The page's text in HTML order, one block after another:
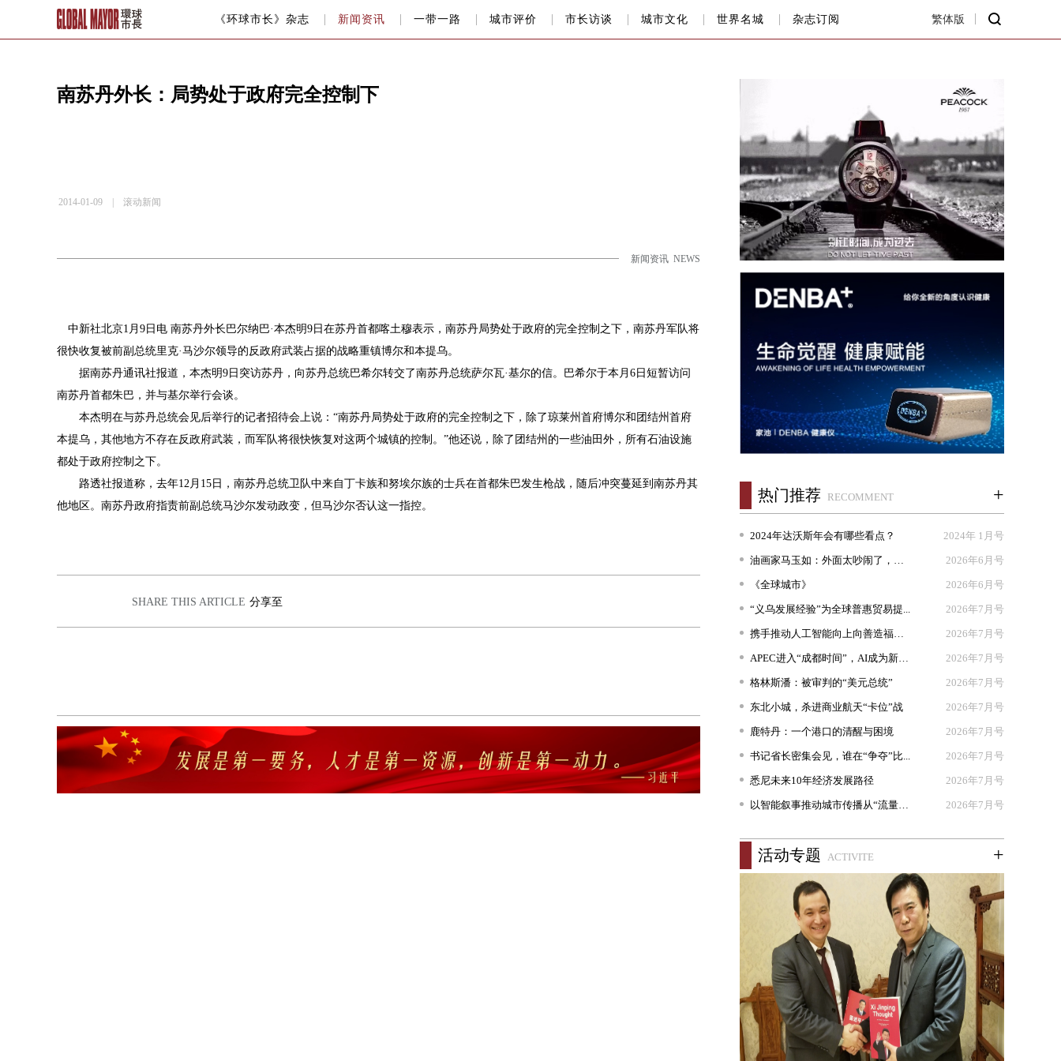
《环球市长》杂志 新闻资讯 一带一路 城市评价 市长访谈 城市文化 世界名城 杂志订阅 繁体版
南苏丹外长：局势处于政府完全控制下
2014-01-09 | 滚动新闻
新闻资讯 NEWS
中新社北京1月9日电 南苏丹外长巴尔纳巴·本杰明9日在苏丹首都喀土穆表示，南苏丹局势处于政府的完全控制之下，南苏丹军队将
很快收复被前副总统里克·马沙尔领导的反政府武装占据的战略重镇博尔和本提乌。
据南苏丹通讯社报道，本杰明9日突访苏丹，向苏丹总统巴希尔转交了南苏丹总统萨尔瓦·基尔的信。巴希尔于本月6日短暂访问
南苏丹首都朱巴，并与基尔举行会谈。
本杰明在与苏丹总统会见后举行的记者招待会上说：“南苏丹局势处于政府的完全控制之下，除了琼莱州首府博尔和团结州首府
本提乌，其他地方不存在反政府武装，而军队将很快恢复对这两个城镇的控制。”他还说，除了团结州的一些油田外，所有石油设施
都处于政府控制之下。
路透社报道称，去年12月15日，南苏丹总统卫队中来自丁卡族和努埃尔族的士兵在首都朱巴发生枪战，随后冲突蔓延到南苏丹其
他地区。南苏丹政府指责前副总统马沙尔发动政变，但马沙尔否认这一指控。
SHARE THIS ARTICLE 分享至
热门推荐 RECOMMENT +
2024年达沃斯年会有哪些看点？ 2024年 1月号
油画家马玉如：外面太吵闹了，我想... 2026年6月号
《全球城市》 2026年6月号
“义乌发展经验”为全球普惠贸易提... 2026年7月号
携手推动人工智能向上向善造福人类 2026年7月号
APEC进入“成都时间”，AI成为新坐... 2026年7月号
格林斯潘：被审判的“美元总统” 2026年7月号
东北小城，杀进商业航天“卡位”战 2026年7月号
鹿特丹：一个港口的清醒与困境 2026年7月号
书记省长密集会见，谁在“争夺”比... 2026年7月号
悉尼未来10年经济发展路径 2026年7月号
以智能叙事推动城市传播从“流量出... 2026年7月号
活动专题 ACTIVITE +